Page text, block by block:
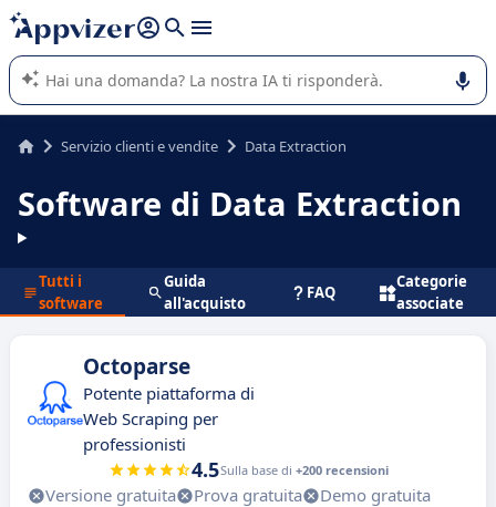
righe con
shift + enter
L'IA di Appvizer vi guida nell'utilizzo o nella scelta di un
software SaaS per la vostra azienda.
Servizio clienti e vendite Data Extraction
Software di Data Extraction
Tutti i
software
Guida
all'acquisto
FAQ
Categorie
associate
Octoparse
Potente piattaforma di
Web Scraping per
professionisti
4.5Sulla base di +200 recensioni
Versione gratuita Prova gratuita
Demo gratuita